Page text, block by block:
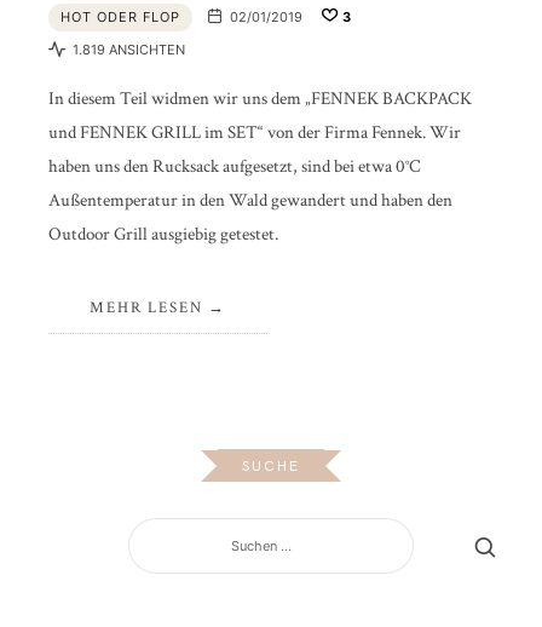
HOT ODER FLOP 02/01/2019
3
1.819 ANSICHTEN
In diesem Teil widmen wir uns dem „FENNEK BACKPACK
und FENNEK GRILL im SET“ von der Firma Fennek. Wir
haben uns den Rucksack aufgesetzt, sind bei etwa 0°C
Außentemperatur in den Wald gewandert und haben den
Outdoor Grill ausgiebig getestet.
MEHR LESEN
SUCHE
NACH: